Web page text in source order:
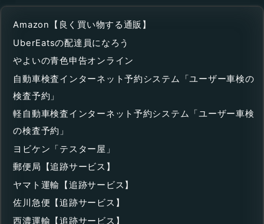
Amazon【良く買い物する通販】
UberEatsの配達員になろう
やよいの青色申告オンライン
自動車検査インターネット予約システム「ユーザー車検の
検査予約」
軽自動車検査インターネット予約システム「ユーザー車検
の検査予約」
ヨビケン「テスター屋」
郵便局【追跡サービス】
ヤマト運輸【追跡サービス】
佐川急便【追跡サービス】
西濃運輸【追跡サービス】